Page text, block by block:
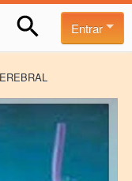
Entrar